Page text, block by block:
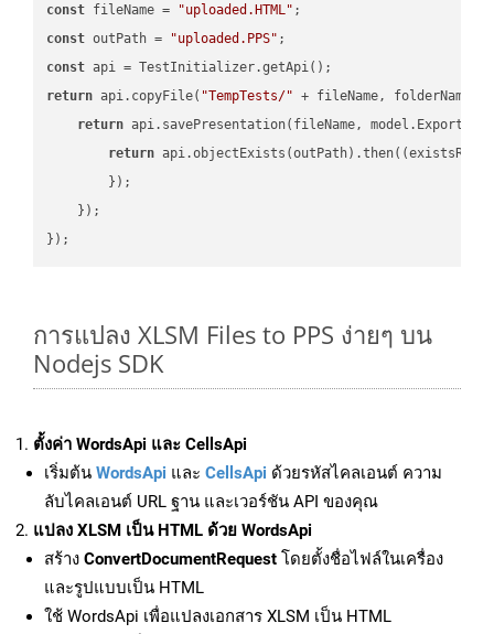
const fileName = "uploaded.HTML"
const outPath = "uploaded.PPS"
const
return api.copyFile( "TempTests/" + fileName, folderName +
return api.savePresentation(fileName,
return api.objectExists(outPath).then( (
        });
    });
การแปลง XLSM Files to PPS ง่ายๆ บน
Nodejs SDK
ตั้งค่า WordsApi และ CellsApi
เริ่มต้น WordsApi และ CellsApi ด้วยรหัสไคลเอนต์ ความ
ลับไคลเอนต์ URL ฐาน และเวอร์ชัน API ของคุณ
แปลง XLSM เป็น HTML ด้วย WordsApi
สร้าง ConvertDocumentRequest โดยตั้งชื่อไฟล์ในเครื่อง
และรูปแบบเป็น HTML
ใช้ WordsApi เพื่อแปลงเอกสาร XLSM เป็น HTML